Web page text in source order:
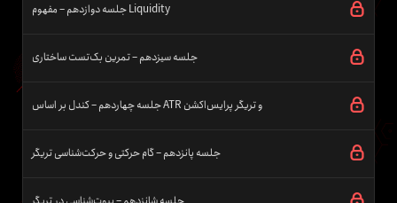
جلسه دوازدهم – مفهوم Liquidity
جلسه سیزدهم – تمرین بک‌تست ساختاری
جلسه چهاردهم – کندل بر اساس ATR و تریگر پرایس‌اکشن
جلسه پانزدهم – گام حرکتی و حرکت‌شناسی تریگر